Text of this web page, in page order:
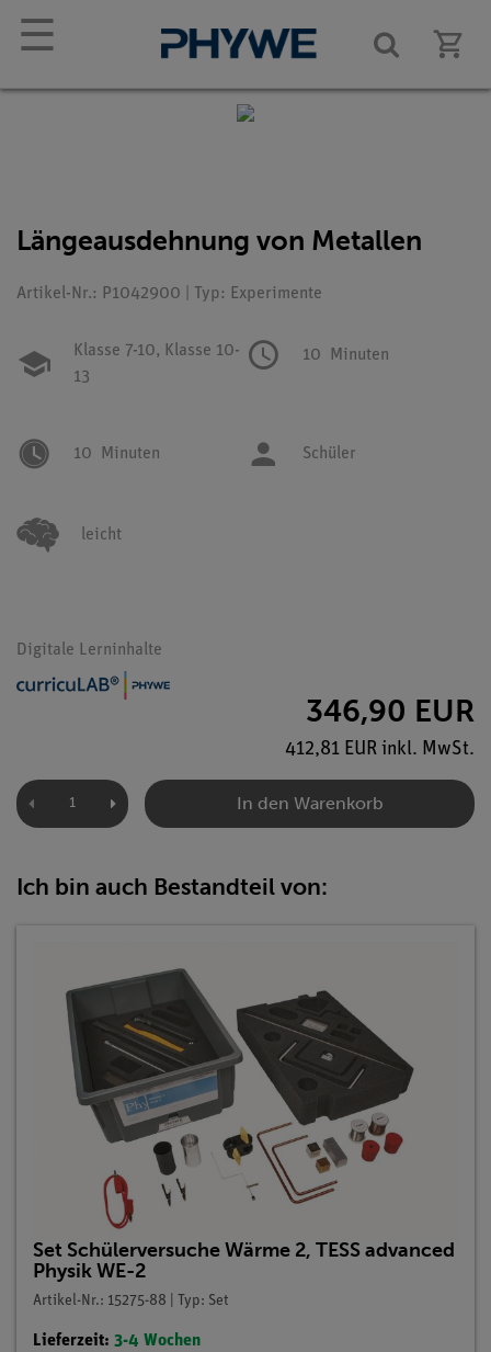
☰
Längeausdehnung von Metallen
Artikel-Nr.: P1042900 | Typ: Experimente
Klasse 7-10, Klasse 10-
13
10 Minuten
10 Minuten Schüler
leicht
Digitale Lerninhalte
346,90 EUR
412,81 EUR inkl. MwSt.
In den Warenkorb
Ich bin auch Bestandteil von:
Set Schülerversuche Wärme 2, TESS advanced
Physik WE-2
Artikel-Nr.: 15275-88 | Typ: Set
Lieferzeit: 3-4 Wochen